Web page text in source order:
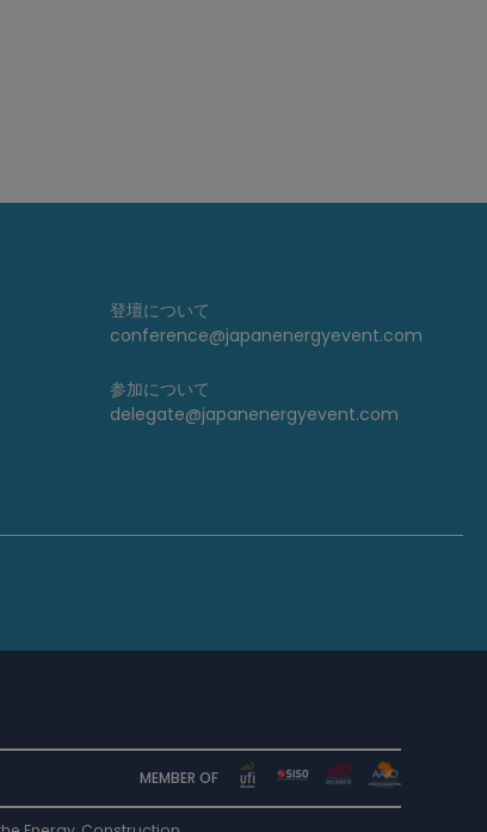
登壇について
conference@japanenergyevent.com
参加について
delegate@japanenergyevent.com
MEMBER OF